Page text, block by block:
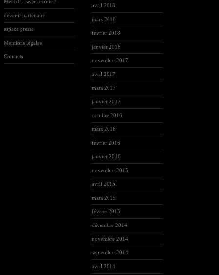
Mets d’la wax recrute !
devenir partenaire
espace presse
Mentions légales
Contacts
avril 2018
mars 2018
février 2018
janvier 2018
novembre 2017
avril 2017
mars 2017
janvier 2017
octobre 2016
mars 2016
février 2016
janvier 2016
novembre 2015
avril 2015
mars 2015
février 2015
décembre 2014
novembre 2014
septembre 2014
avril 2014